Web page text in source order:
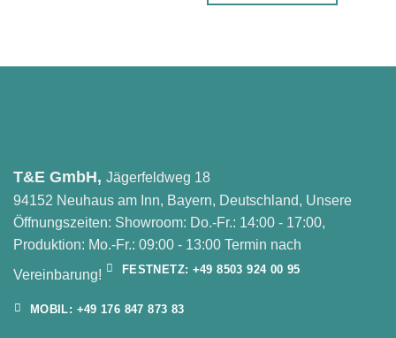
T&E GmbH, Jägerfeldweg 18
94152 Neuhaus am Inn, Bayern, Deutschland, Unsere
Öffnungszeiten: Showroom: Do.-Fr.: 14:00 - 17:00,
Produktion: Mo.-Fr.: 09:00 - 13:00 Termin nach
Vereinbarung!
FESTNETZ: +49 8503 924 00 95
MOBIL: +49 176 847 873 83